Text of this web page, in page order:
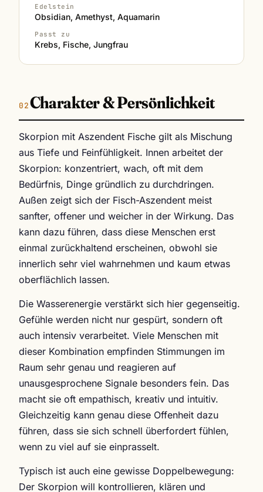
Edelstein
Obsidian, Amethyst, Aquamarin
Passt zu
Krebs, Fische, Jungfrau
Charakter & Persönlichkeit
Skorpion mit Aszendent Fische gilt als Mischung
aus Tiefe und Feinfühligkeit. Innen arbeitet der
Skorpion: konzentriert, wach, oft mit dem
Bedürfnis, Dinge gründlich zu durchdringen.
Außen zeigt sich der Fisch-Aszendent meist
sanfter, offener und weicher in der Wirkung. Das
kann dazu führen, dass diese Menschen erst
einmal zurückhaltend erscheinen, obwohl sie
innerlich sehr viel wahrnehmen und kaum etwas
oberflächlich lassen.
Die Wasserenergie verstärkt sich hier gegenseitig.
Gefühle werden nicht nur gespürt, sondern oft
auch intensiv verarbeitet. Viele Menschen mit
dieser Kombination empfinden Stimmungen im
Raum sehr genau und reagieren auf
unausgesprochene Signale besonders fein. Das
macht sie oft empathisch, kreativ und intuitiv.
Gleichzeitig kann genau diese Offenheit dazu
führen, dass sie sich schnell überfordert fühlen,
wenn zu viel auf sie einprasselt.
Typisch ist auch eine gewisse Doppelbewegung:
Der Skorpion will kontrollieren, klären und